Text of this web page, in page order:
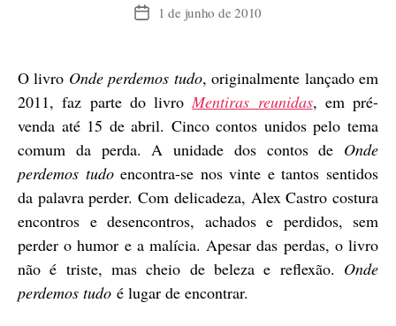
Data1 de junho de 2010
O livro Onde perdemos tudo, originalmente lançado em
2011, faz parte do livroMentiras reunidas, em pré-
venda até 15 de abril. Cinco contos unidos pelo tema
comum da perda.A unidade dos contos de Onde
perdemos tudoencontra-se nos vinte e tantos sentidos
da palavra perder. Com delicadeza, Alex Castro costura
encontros e desencontros, achados e perdidos, sem
perder o humor e a malícia. Apesar das perdas, o livro
não é triste, mas cheio de beleza e reflexão. Onde
perdemos tudo é lugar de encontrar.